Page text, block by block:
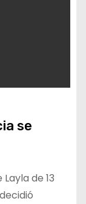
se
de 13